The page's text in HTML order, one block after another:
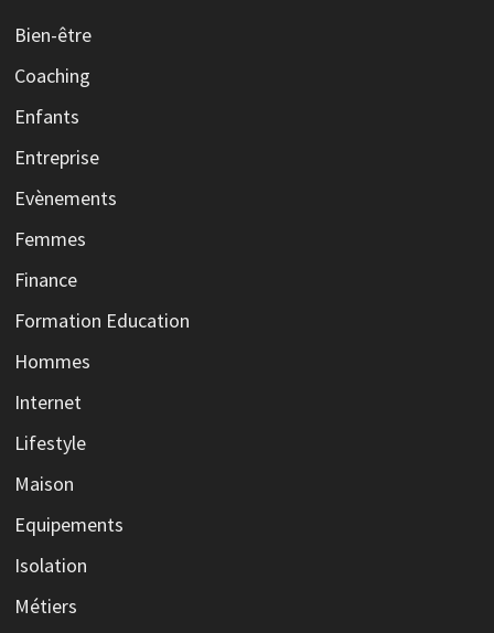
Bien-être
Coaching
Enfants
Entreprise
Evènements
Femmes
Finance
Formation Education
Hommes
Internet
Lifestyle
Maison
Equipements
Isolation
Métiers